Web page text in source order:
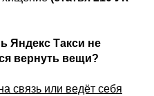
Яндекс Такси не
вернуть вещи?
связь или ведёт себя